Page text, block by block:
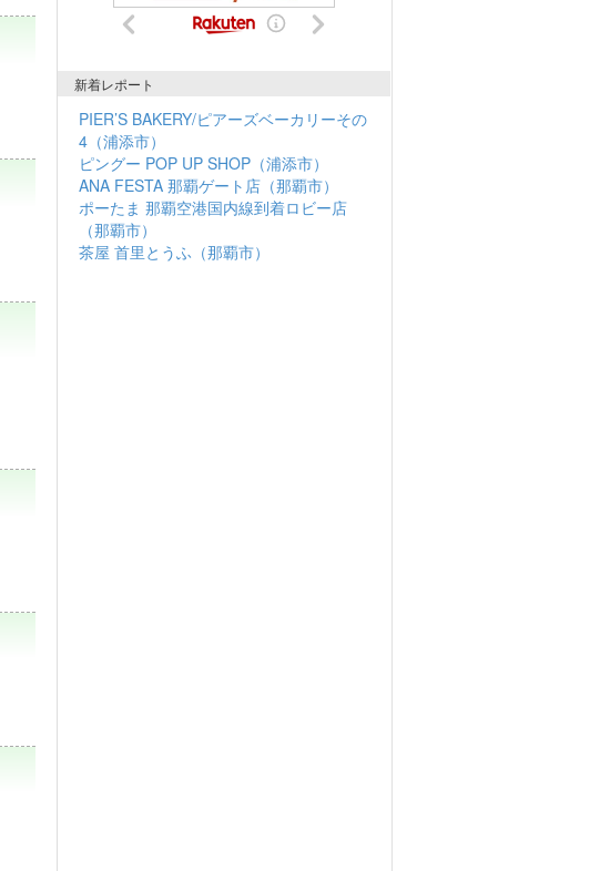
新着レポート
PIER’S BAKERY/ピアーズベーカリーその
4（浦添市）
ピングー POP UP SHOP（浦添市）
ANA FESTA 那覇ゲート店（那覇市）
ポーたま 那覇空港国内線到着ロビー店
（那覇市）
茶屋 首里とうふ（那覇市）